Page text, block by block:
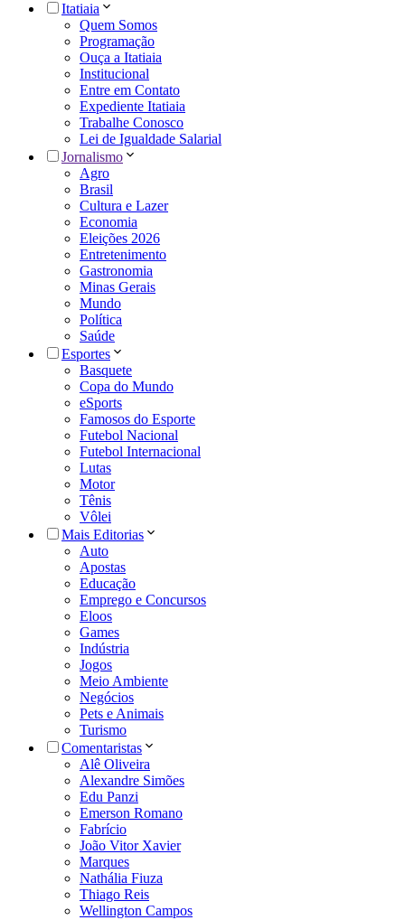
Itatiaia
Quem Somos
Programação
Ouça a Itatiaia
Institucional
Entre em Contato
Expediente Itatiaia
Trabalhe Conosco
Lei de Igualdade Salarial
Jornalismo
Agro
Brasil
Cultura e Lazer
Economia
Eleições 2026
Entretenimento
Gastronomia
Minas Gerais
Mundo
Política
Saúde
Esportes
Basquete
Copa do Mundo
eSports
Famosos do Esporte
Futebol Nacional
Futebol Internacional
Lutas
Motor
Tênis
Vôlei
Mais Editorias
Auto
Apostas
Educação
Emprego e Concursos
Eloos
Games
Indústria
Jogos
Meio Ambiente
Negócios
Pets e Animais
Turismo
Comentaristas
Alê Oliveira
Alexandre Simões
Edu Panzi
Emerson Romano
Fabrício
João Vitor Xavier
Marques
Nathália Fiuza
Thiago Reis
Wellington Campos